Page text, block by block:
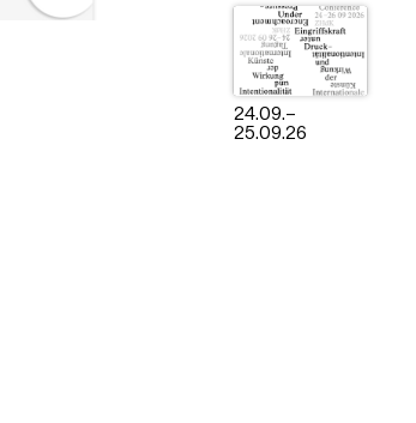
24.09.–
25.09.26